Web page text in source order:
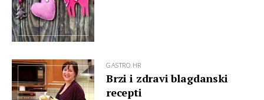
GASTRO.HR
Brzi i zdravi blagdanski
recepti